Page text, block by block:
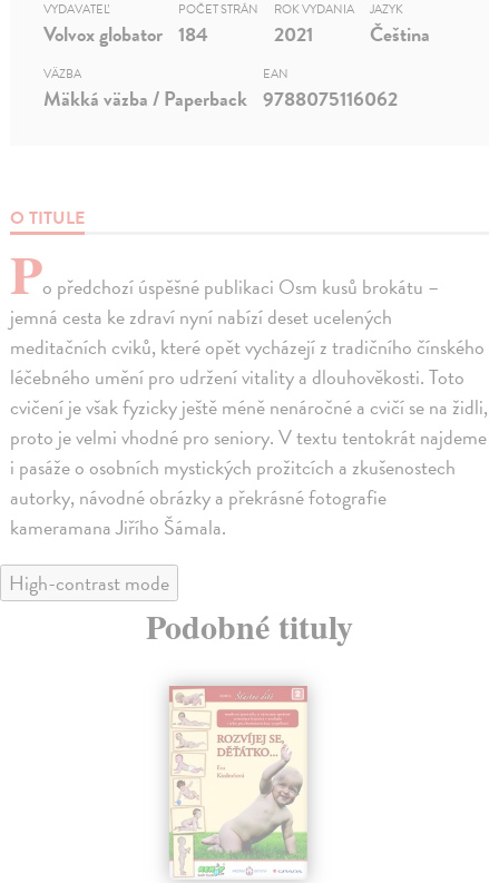
O TITULE
Po předchozí úspěšné publikaci Osm kusů brokátu –
jemná cesta ke zdraví nyní nabízí deset ucelených
meditačních cviků, které opět vycházejí z tradičního čínského
léčebného umění pro udržení vitality a dlouhověkosti. Toto
cvičení je však fyzicky ještě méně nenáročné a cvičí se na židli,
proto je velmi vhodné pro seniory. V textu tentokrát najdeme
i pasáže o osobních mystických prožitcích a zkušenostech
autorky, návodné obrázky a překrásné fotografie
kameramana Jiřího Šámala.
VYDAVATEĽ
Volvox globator
POČET STRÁN
184
ROK VYDANIA
2021
JAZYK
Čeština
VÄZBA
Mäkká väzba / Paperback
EAN
9788075116062
High-contrast mode
Podobné tituly